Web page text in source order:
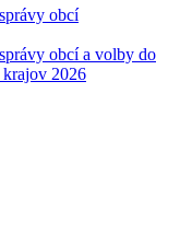
obcí
obcí a volby do
krajov 2026